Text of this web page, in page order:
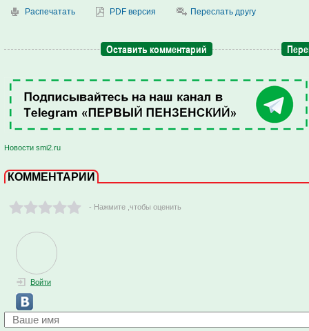
Распечатать PDF версия Переслать другу
Оставить комментарий
Новости smi2.ru
КОММЕНТАРИИ
- Нажмите ,чтобы оценить
Войти